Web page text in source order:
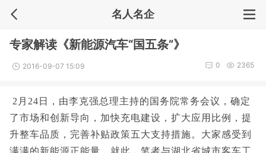
名人名企
专家解读《新能源汽车“国五条”》
2016-09-07 15:09 2365
0
2月24日，由李克强总理主持的国务院常务会议，确定
了市场和创新导向，加快充电建设，扩大应用比例，提
升整车品质，完善补贴政策五大支持措施。大家感受到
满满的新能源正能量，就此，笔者与湖北省城市客车工